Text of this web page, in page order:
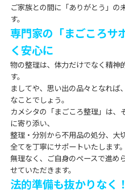
ご家族との間に「ありがとう」の
す。
専門家の「まごころサ
く安心に
物の整理は、体力だけでなく精神
す。
ましてや、思い出の品々となれば
なことでしょう。
カメシタの「まごころ整理」は、
に寄り添い、
整理・分別から不用品の処分、大
全てを丁寧にサポートいたします。
無理なく、ご自身のペースで進め
せていただきます。
法的準備も抜かりなく